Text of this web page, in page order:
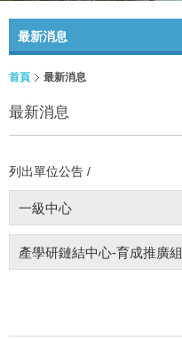
最新消息
首頁 最新消息
最新消息
列出單位公告 /
一級中心
產學研鏈結中心-育成推廣組